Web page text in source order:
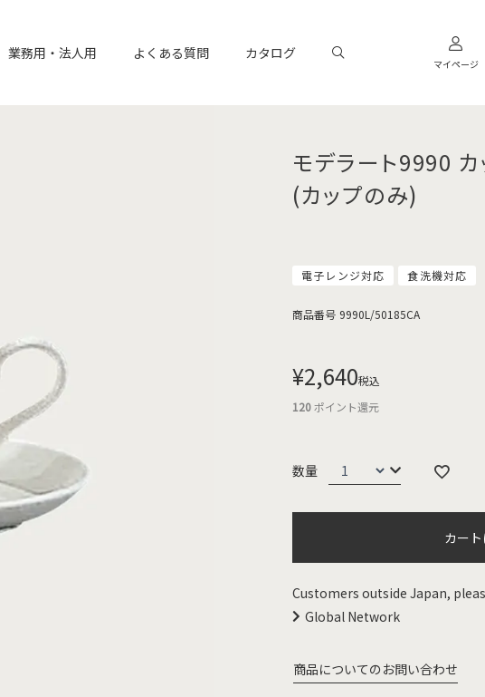
業務用・法人用 よくある質問 カタログ
マイページ
モデラート9990
(カップのみ)
電子レンジ対応 食洗機対応
商品番号 9990L/50185CA
¥2,640税込
120ポイント還元
カー
Customers outside Japan,
Global Network
商品についてのお問い合わせ